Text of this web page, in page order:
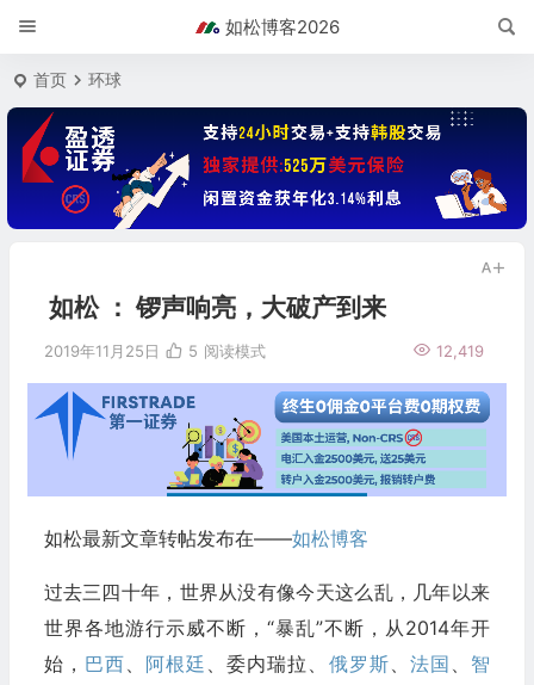
如松博客2026
首页 环球
如松 ： 锣声响亮，大破产到来
2019年11月25日 12,419
5 阅读模式
如松最新文章转帖发布在——如松博客
过去三四十年，世界从没有像今天这么乱，几年以来
世界各地游行示威不断，“暴乱”不断，从2014年开
始， 巴西 阿根廷 、委内瑞拉、 俄罗斯 法国
智